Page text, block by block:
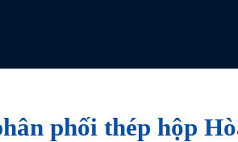
phối thép hộp